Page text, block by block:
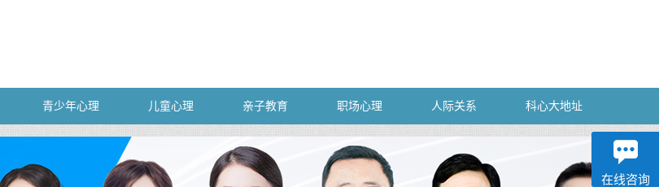
青少年心理 儿童心理 亲子教育 职场心理 人际关系 科心大地址
深科
心理咨询
在线咨询